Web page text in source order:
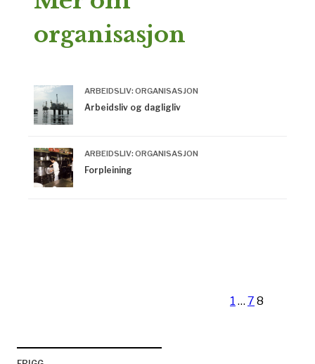
organisasjon
ARBEIDSLIV: ORGANISASJON
Arbeidsliv og dagligliv
ARBEIDSLIV: ORGANISASJON
Forpleining
1 … 7 8